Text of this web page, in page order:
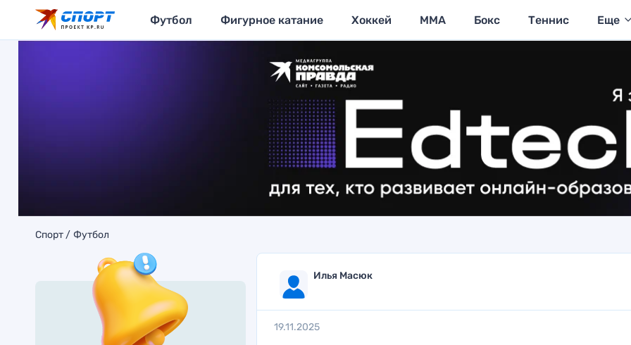
Футбол Фигурное катание Хоккей MMA Бокс Теннис Еще
Спорт Футбол
Илья Масюк
19.11.2025